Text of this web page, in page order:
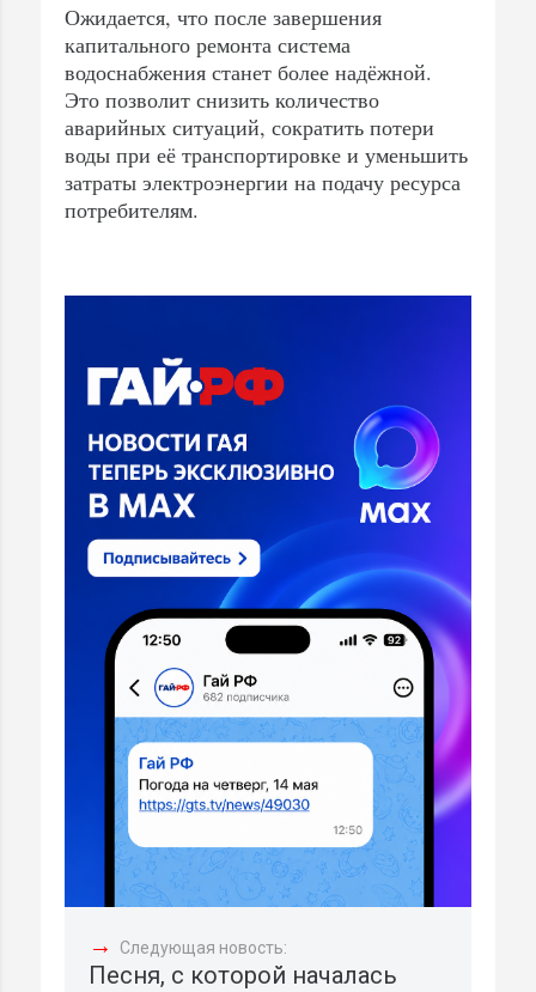
Ожидается, что после завершения
капитального ремонта система
водоснабжения станет более надёжной.
Это позволит снизить количество
аварийных ситуаций, сократить потери
воды при её транспортировке и уменьшить
затраты электроэнергии на подачу ресурса
потребителям.
→ Следующая новость:
Песня, с которой началась